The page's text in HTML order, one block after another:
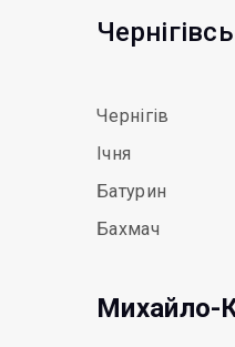
Чернігів
Ічня
Батурин
Бахмач
Михайло-